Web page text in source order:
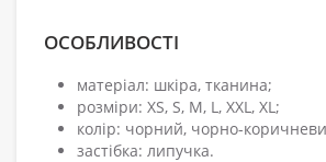
ОСОБЛИВОСТІ
матеріал: шкіра, тканина;
розміри: XS, S, M, L, XXL, XL;
колір: чорний, чорно-
застібка: липучка.